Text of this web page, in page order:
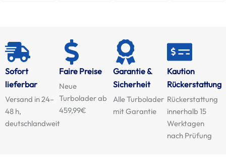
Sofort
lieferbar
Versand in 24–
48 h,
deutschlandweit
Faire Preise
Neue
Turbolader ab
459,99€
Garantie &
Sicherheit
Alle Turbolader
mit Garantie
Kaution
Rückerstattung
Rückerstattung
innerhalb 15
Werktagen
nach Prüfung